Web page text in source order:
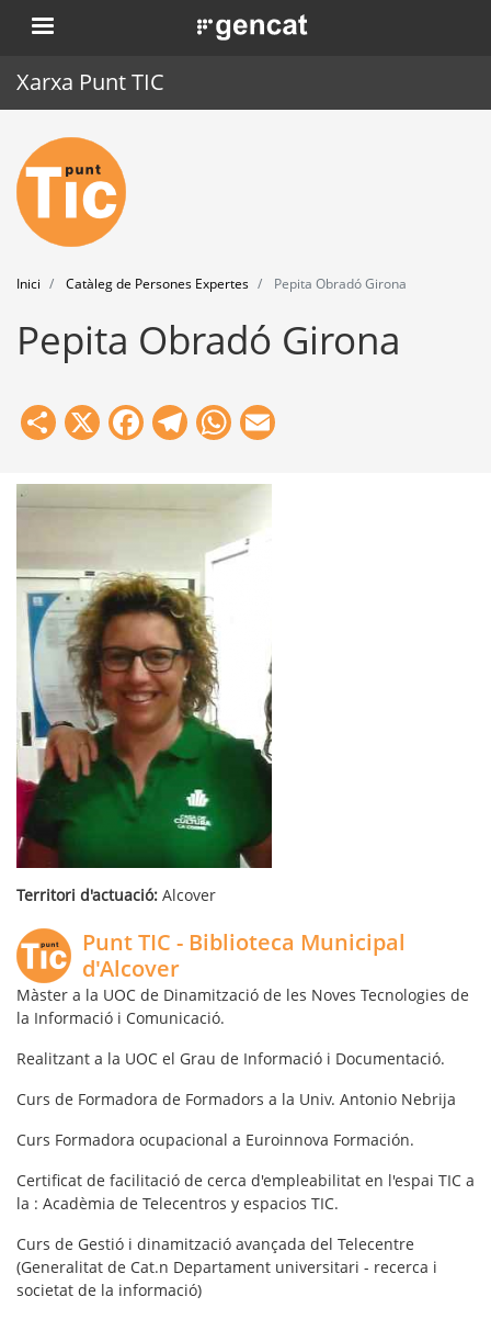
Vés
al
. Obre en una nova finestra.
Xarxa Punt TIC
Inici
Punt TIC
Actualitat
Agenda
Formació
Eines
Inici Catàleg de Persones Expertes Pepita Obradó Girona
Pepita Obradó Girona
Share
X Facebook
Telegram
WhatsApp
Territori d'actuació: Alcover
Punt TIC - Biblioteca Municipal
d'Alcover
Màster a la UOC de Dinamització de les Noves Tecnologies de
la Informació i Comunicació.
Realitzant a la UOC el Grau de Informació i Documentació.
Curs de Formadora de Formadors a la Univ. Antonio Nebrija
Curs Formadora ocupacional a Euroinnova Formación.
Certificat de facilitació de cerca d'empleabilitat en l'espai TIC a
la : Acadèmia de Telecentros y espacios TIC.
Curs de Gestió i dinamització avançada del Telecentre
(Generalitat de Cat.n Departament universitari - recerca i
societat de la informació)